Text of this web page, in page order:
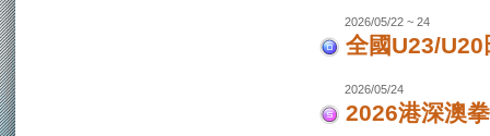
2026/05/22 ~ 24
全國U23/
2026/05/24
2026港深澳